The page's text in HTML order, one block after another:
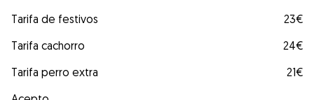
Tarifa de festivos
23€
Tarifa cachorro
24€
Tarifa perro extra
21€